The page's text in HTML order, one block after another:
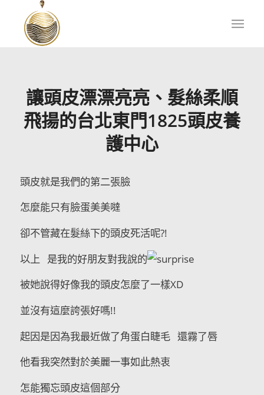
讓頭皮漂漂亮亮、髮絲柔順
飛揚的台北東門1825頭皮養
護中心
頭皮就是我們的第二張臉
怎麼能只有臉蛋美美噠
卻不管藏在髮絲下的頭皮死活呢?!
以上 是我的好朋友對我說的
被她說得好像我的頭皮怎麼了一樣XD
並沒有這麼誇張好嗎!!
起因是因為我最近做了角蛋白睫毛 還霧了唇
他看我突然對於美麗一事如此熱衷
怎能獨忘頭皮這個部分